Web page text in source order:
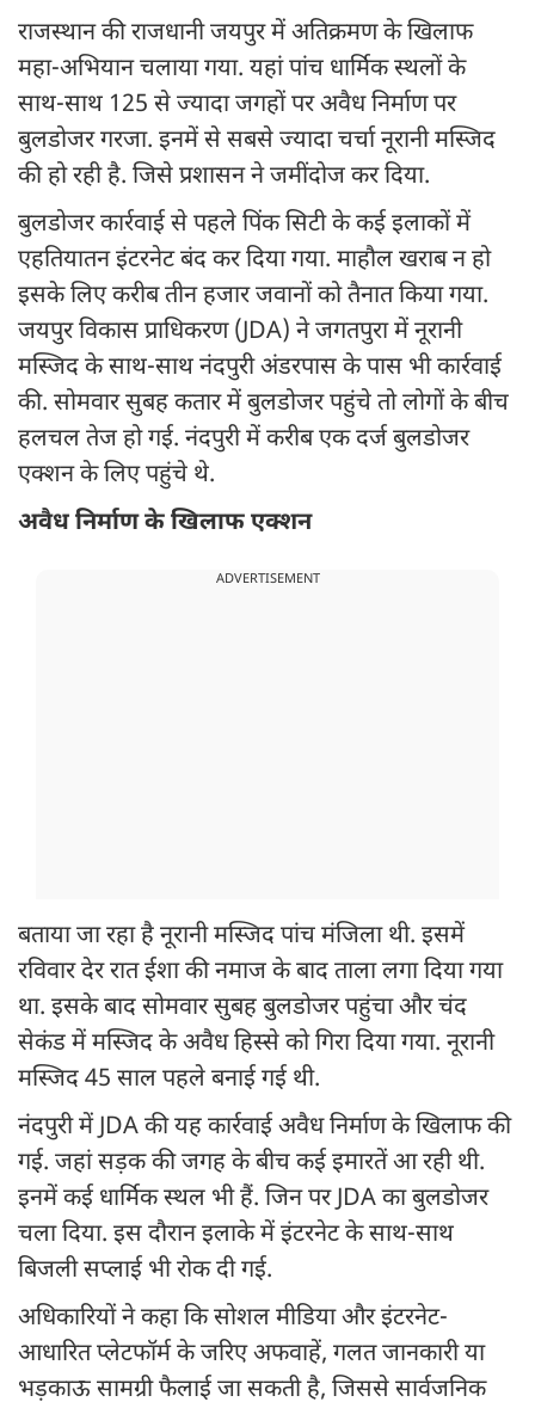
राजस्थान की राजधानी जयपुर में अतिक्रमण के खिलाफ
महा-अभियान चलाया गया. यहां पांच धार्मिक स्थलों के
साथ-साथ 125 से ज्यादा जगहों पर अवैध निर्माण पर
बुलडोजर गरजा. इनमें से सबसे ज्यादा चर्चा नूरानी मस्जिद
की हो रही है. जिसे प्रशासन ने जमींदोज कर दिया.
बुलडोजर कार्रवाई से पहले पिंक सिटी के कई इलाकों में
एहतियातन इंटरनेट बंद कर दिया गया. माहौल खराब न हो
इसके लिए करीब तीन हजार जवानों को तैनात किया गया.
जयपुर विकास प्राधिकरण (JDA) ने जगतपुरा में नूरानी
मस्जिद के साथ-साथ नंदपुरी अंडरपास के पास भी कार्रवाई
की. सोमवार सुबह कतार में बुलडोजर पहुंचे तो लोगों के बीच
हलचल तेज हो गई. नंदपुरी में करीब एक दर्ज बुलडोजर
एक्शन के लिए पहुंचे थे.
अवैध निर्माण के खिलाफ एक्शन
ADVERTISEMENT
बताया जा रहा है नूरानी मस्जिद पांच मंजिला थी. इसमें
रविवार देर रात ईशा की नमाज के बाद ताला लगा दिया गया
था. इसके बाद सोमवार सुबह बुलडोजर पहुंचा और चंद
सेकंड में मस्जिद के अवैध हिस्से को गिरा दिया गया. नूरानी
मस्जिद 45 साल पहले बनाई गई थी.
नंदपुरी में JDA की यह कार्रवाई अवैध निर्माण के खिलाफ की
गई. जहां सड़क की जगह के बीच कई इमारतें आ रही थी.
इनमें कई धार्मिक स्थल भी हैं. जिन पर JDA का बुलडोजर
चला दिया. इस दौरान इलाके में इंटरनेट के साथ-साथ
बिजली सप्लाई भी रोक दी गई.
अधिकारियों ने कहा कि सोशल मीडिया और इंटरनेट-
आधारित प्लेटफॉर्म के जरिए अफवाहें, गलत जानकारी या
भड़काऊ सामग्री फैलाई जा सकती है, जिससे सार्वजनिक